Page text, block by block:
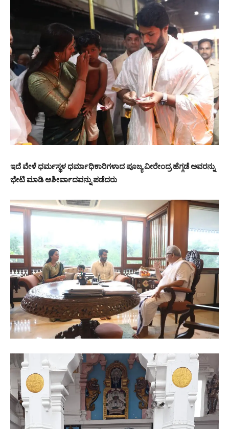
ಇದೆ ವೇಳೆ ಧರ್ಮಸ್ಥಳ ಧರ್ಮಾಧಿಕಾರಿಗಳಾದ ಪೂಜ್ಯ ವೀರೇಂದ್ರ ಹೆಗ್ಗಡೆ ಅವರನ್ನು
ಭೇಟಿ ಮಾಡಿ ಆಶೀರ್ವಾದವನ್ನು ಪಡೆದರು